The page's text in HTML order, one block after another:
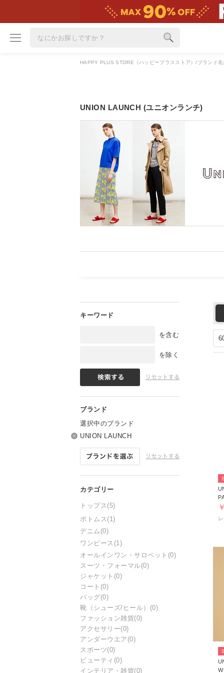
雑誌掲載アイテム
雑誌･書籍(一緒に買うと送料無料)
HAPPY PLUS STORE（ハッピープラスストア） ブランド
UNION LAUNCH (ユニオンランチ)
を含む
を除く
選択中のブランド
UNION LAUNCH
トップス (5)
ボトムス (1)
デニム (0)
ワンピース (1)
オールインワン・サロペット (0)
スーツ・フォーマル(0)
ジャケット (0)
コート (0)
バッグ(0)
靴（シューズ/ヒール） (0)
ファッション雑貨(0)
アクセサリー(0)
アンダーウエア (0)
スポーツ(0)
ビューティ (0)
インテリア・雑貨(0)